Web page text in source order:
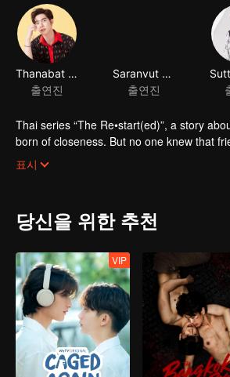
Thai series “The Re•start(ed)”, a story
born of closeness. But no one knew that
because they're going to cycle back to
all his friends because of his life focusing
표시
당신을 위한 추천
VIP